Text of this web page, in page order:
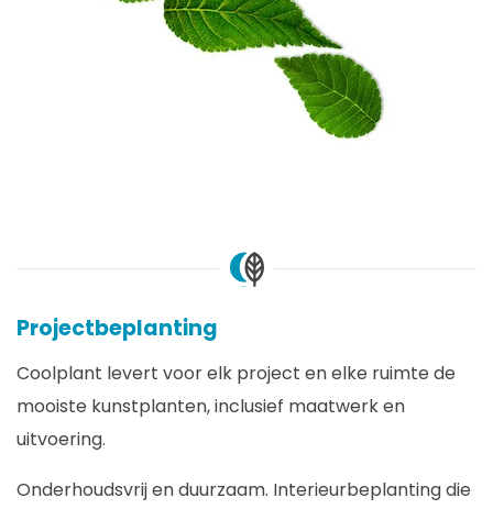
Projectbeplanting
Coolplant levert voor elk project en elke ruimte de
mooiste kunstplanten, inclusief maatwerk en
uitvoering.
Onderhoudsvrij en duurzaam. Interieurbeplanting die